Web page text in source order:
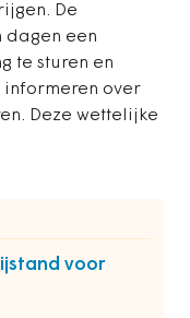
De
dagen een
te sturen en
over
Deze wettelijke
voor